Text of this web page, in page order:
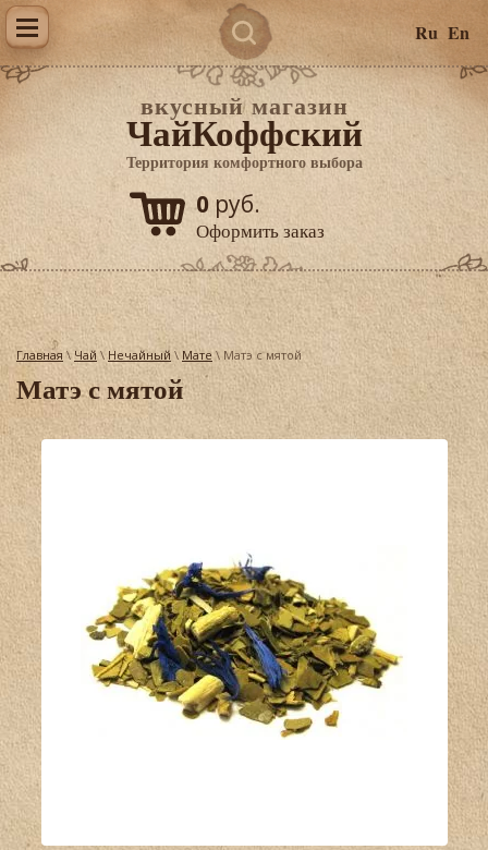
Ru En
вкусный магазин
ЧайКоффский
Территория комфортного выбора
0 руб.
Оформить заказ
Главная \Чай \ Нечайный \ Мате \ Матэ с мятой
Матэ с мятой